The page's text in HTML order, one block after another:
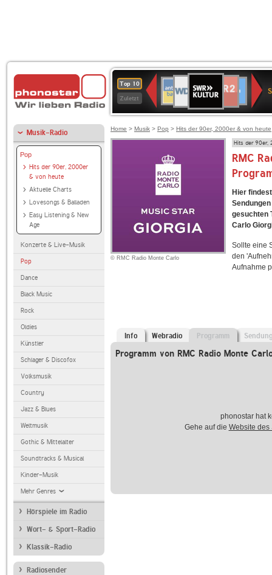
Top 10
Zuletzt
80er
90er
OLDIE
ANTENNE
SWR3
WDR
4
BR-
KLASSIK
Deutschlandfunk
Kultur
ANTENNE
BAYERN
2
Kultur2
Musik-Radio
Pop
Hits der 90er, 2000er
& von heute
Aktuelle Charts
Lovesongs & Balladen
Easy Listening & New
Age
Konzerte & Live-Musik
Pop
Dance
Black Music
Rock
Oldies
Künstler
Schlager & Discofox
Volksmusik
Country
Jazz & Blues
Weltmusik
Gothic & Mittelalter
Soundtracks & Musical
Kinder-Musik
Mehr Genres
Hörspiele im Radio
Wort- & Sport-Radio
Klassik-Radio
Radiosender
Home > Musik > Pop > Hits der 90er, 2000er & von heute
© RMC Radio Monte Carlo
Hits der 90er,
RMC
Hier
gesuchten
Carlo
Sollte eine
den
Aufnahme
Info Webradio Programm
Programm von RMC Radio Monte
phonostar hat
Gehe auf die Website des